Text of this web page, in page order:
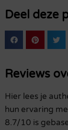
Deel deze
Reviews
Hier lees je
hun ervaring
8.7/10 is